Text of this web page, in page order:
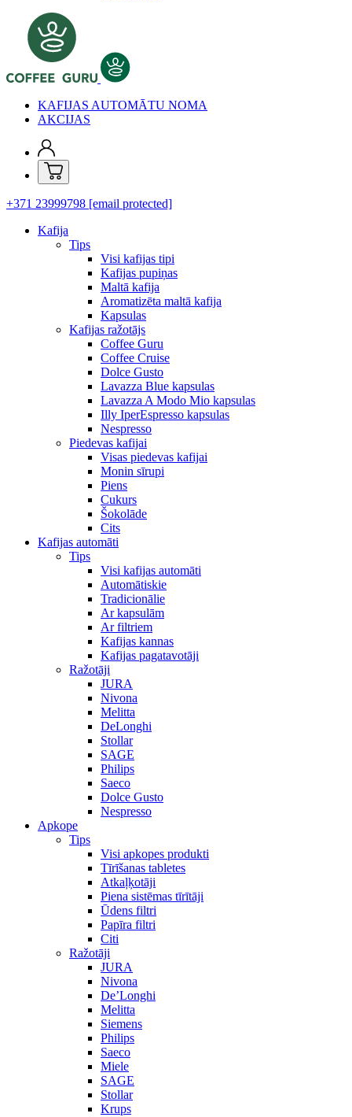
KAFIJAS AUTOMĀTU NOMA
AKCIJAS
+371 23999798 [email protected]
Kafija
Tips
Visi kafijas tipi
Kafijas pupiņas
Maltā kafija
Aromatizēta maltā kafija
Kapsulas
Kafijas ražotājs
Coffee Guru
Coffee Cruise
Dolce Gusto
Lavazza Blue kapsulas
Lavazza A Modo Mio kapsulas
Illy IperEspresso kapsulas
Nespresso
Piedevas kafijai
Visas piedevas kafijai
Monin sīrupi
Piens
Cukurs
Šokolāde
Cits
Kafijas automāti
Tips
Visi kafijas automāti
Automātiskie
Tradicionālie
Ar kapsulām
Ar filtriem
Kafijas kannas
Kafijas pagatavotāji
Ražotāji
JURA
Nivona
Melitta
DeLonghi
Stollar
SAGE
Philips
Saeco
Dolce Gusto
Nespresso
Apkope
Tips
Visi apkopes produkti
Tīrīšanas tabletes
Atkaļķotāji
Piena sistēmas tīrītāji
Ūdens filtri
Papīra filtri
Citi
Ražotāji
JURA
Nivona
De’Longhi
Melitta
Siemens
Philips
Saeco
Miele
SAGE
Stollar
Krups